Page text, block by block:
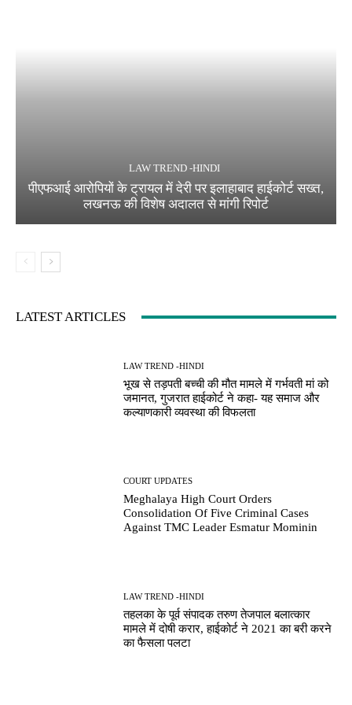
LAW TREND -HINDI
पीएफआई आरोपियों के ट्रायल में देरी पर इलाहाबाद हाईकोर्ट सख्त,
लखनऊ की विशेष अदालत से मांगी रिपोर्ट
LATEST ARTICLES
LAW TREND -HINDI
भूख से तड़पती बच्ची की मौत मामले में गर्भवती मां को
जमानत, गुजरात हाईकोर्ट ने कहा- यह समाज और
कल्याणकारी व्यवस्था की विफलता
COURT UPDATES
Meghalaya High Court Orders
Consolidation Of Five Criminal Cases
Against TMC Leader Esmatur Mominin
LAW TREND -HINDI
तहलका के पूर्व संपादक तरुण तेजपाल बलात्कार
मामले में दोषी करार, हाईकोर्ट ने 2021 का बरी करने
का फैसला पलटा